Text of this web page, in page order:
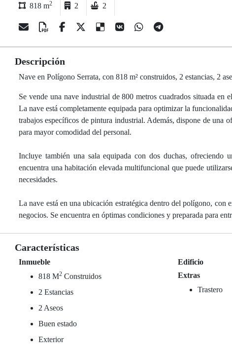
818 m2 2 2
Descripción
Nave en Polígono Serrata, con 818 m² construidos, 2 estancias, 2
Se vende una nave industrial de 800 metros cuadrados situada en
La nave está completamente equipada para optimizar la
trabajos específicos de pintura industrial. Además, dispone de una
para mayor comodidad del personal.
Incluye también una sala equipada con dos duchas, ofreciendo
encuentra una habitación elevada multifuncional que puede
necesidades.
La nave está en una ubicación estratégica dentro del polígono, con
negocios. Se encuentra en óptimas condiciones y preparada para
Características
Inmueble
818 M2 Construidos
2 Estancias
2 Aseos
Buen estado
Exterior
Edificio
Extras
Trastero